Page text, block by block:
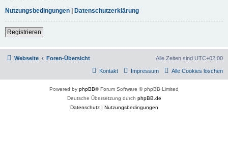
Nutzungsbedingungen
Datenschutzerklärung
Registrieren
Webseite Foren-Übersicht Alle Zeiten sind UTC+02:00
Alle Cookies löschen
Impressum
Kontakt
Powered by phpBB® Forum Software © phpBB Limited
Deutsche Übersetzung durch phpBB.de
Datenschutz| Nutzungsbedingungen